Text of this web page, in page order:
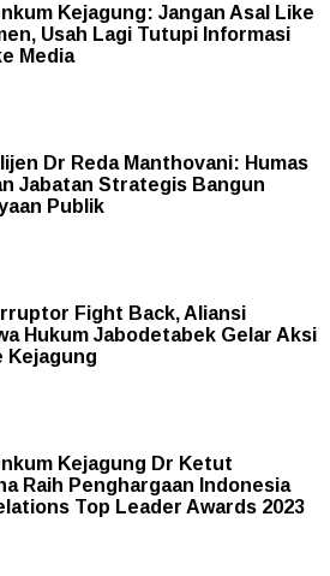
Kejagung: Jangan Asal Like
Usah Lagi Tutupi Informasi
Media
Dr Reda Manthovani: Humas
Jabatan Strategis Bangun
Publik
Fight Back, Aliansi
Hukum Jabodetabek Gelar Aksi
Kejagung
Kejagung Dr Ketut
Raih Penghargaan Indonesia
Top Leader Awards 2023